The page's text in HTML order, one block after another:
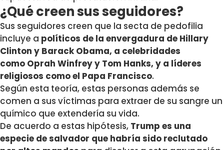
¿Qué creen sus seguidores?
Sus seguidores creen que la secta de pedofilia
incluye a políticos de la envergadura de Hillary
Clinton y Barack Obama, a celebridades
como Oprah Winfrey y Tom Hanks, y a líderes
religiosos como el Papa Francisco.
Según esta teoría, estas personas además se
comen a sus víctimas para extraer de su sangre un
químico que extendería su vida.
De acuerdo a estas hipótesis, Trump es una
especie de salvador que habría sido reclutado